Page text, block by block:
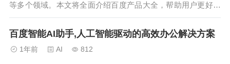
等多个领域。本文将全面介绍百度产品大全，帮助用户更好地
了解和使用这些实用工具。...
百度智能AI助手,人工智能驱动的高效办公解决方案
1年前 AI 812